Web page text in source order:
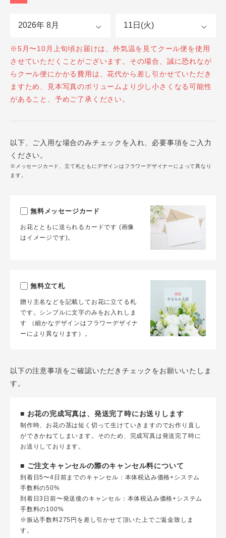
※5月〜10月上旬頃お届けは、外気温を見てクール便を使用
させていただくことがございます。その場合、誠に恐れなが
らクール便にかかる費用は、花代から差し引かせていただき
ますため、見本写真のボリュームより少し小さくなる可能性
があること、予めご了承ください。
以下、ご入用な場合のみチェックを入れ、必要事項をご入力
ください。
※メッセージカード、立て札ともにデザインはフラワーデザイナーによって異なり
ます。
無料メッセージカード
お花とともに送られるカードです (画像
はイメージです)。
無料立て札
贈り主名などを記載してお花に立てる札
です。シンプルに文字のみをお入れしま
す （細かなデザインはフラワーデザイナ
ーにより異なります）。
以下の注意事項をご確認いただきチェックをお願いいたしま
す。
■ お花の完成写真は、発送完了時にお送りします
制作時、お花の茎は短く切って生けていきますのでお作り直し
ができかねてしまいます。そのため、完成写真は発送完了時に
お送りしております。
■ ご注文キャンセルの際のキャンセル料について
到着日5〜4日前までのキャンセル：本体税込み価格+システム
手数料の50%
到着日3日前〜発送後のキャンセル：本体税込み価格+システム
手数料の100%
※振込手数料275円を差し引かせて頂いた上でご返金致しま
す。